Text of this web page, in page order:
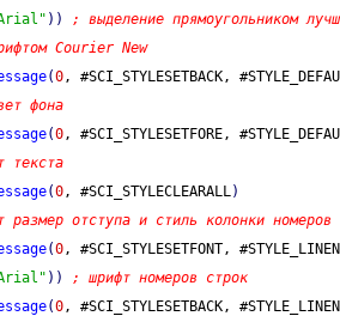
) )
; выделение прямоугольником
Courier New
(0, #SCI_STYLESETBACK,
фона
(0, #SCI_STYLESETFORE,
текста
(0, #SCI_STYLECLEARALL)
размер отступа и стиль колонки номеров
(0, #SCI_STYLESETFONT,
) )
; шрифт номеров строк
(0, #SCI_STYLESETBACK,